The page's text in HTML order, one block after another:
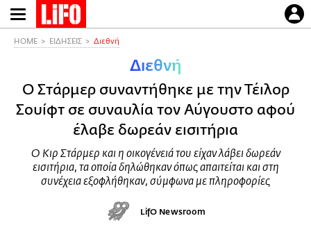
Παράκαμψη
προς
HOME ΕΙΔΗΣΕΙΣ Διεθνή
Διεθνή
Ο Στάρμερ συναντήθηκε με την Τέιλορ
Σουίφτ σε συναυλία τον Αύγουστο αφού
έλαβε δωρεάν εισιτήρια
Ο Κιρ Στάρμερ και η οικογένειά του είχαν λάβει δωρεάν
εισιτήρια, τα οποία δηλώθηκαν όπως απαιτείται και στη
συνέχεια εξοφλήθηκαν, σύμφωνα με πληροφορίες
LifO Newsroom